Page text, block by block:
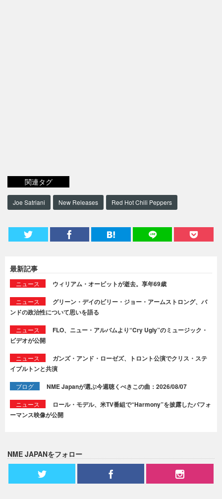
関連タグ
Joe Satriani New Releases Red Hot Chili Peppers
最新記事
ニュース ウィリアム・オービットが逝去。享年69歳
ニュース
グリーン・デイのビリー・ジョー・アームストロング、バ
ンドの政治性について思いを語る
ニュース
FLO、ニュー・アルバムより“Cry Ugly”のミュージック・
ビデオが公開
ニュース
ガンズ・アンド・ローゼズ、トロント公演でクリス・ステ
イプルトンと共演
ブログ NME Japanが選ぶ今週聴くべきこの曲：2026/08/07
ニュース
ロール・モデル、米TV番組で“Harmony”を披露したパフォ
ーマンス映像が公開
NME JAPANをフォロー